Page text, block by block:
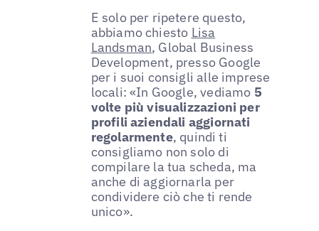
E solo per ripetere questo,
abbiamo chiesto Lisa
Landsman, Global Business
Development, presso Google
per i suoi consigli alle imprese
locali: «In Google, vediamo 5
volte più visualizzazioni per
profili aziendali aggiornati
regolarmente, quindi ti
consigliamo non solo di
compilare la tua scheda, ma
anche di aggiornarla per
condividere ciò che ti rende
unico».